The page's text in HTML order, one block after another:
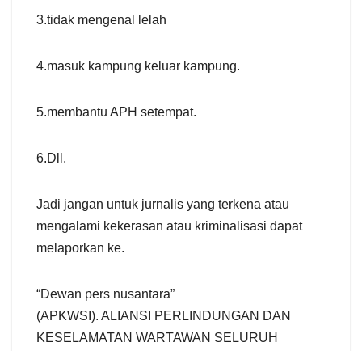
3.tidak mengenal lelah
4.masuk kampung keluar kampung.
5.membantu APH setempat.
6.Dll.
Jadi jangan untuk jurnalis yang terkena atau
mengalami kekerasan atau kriminalisasi dapat
melaporkan ke.
“Dewan pers nusantara”
(APKWSI). ALIANSI PERLINDUNGAN DAN
KESELAMATAN WARTAWAN SELURUH